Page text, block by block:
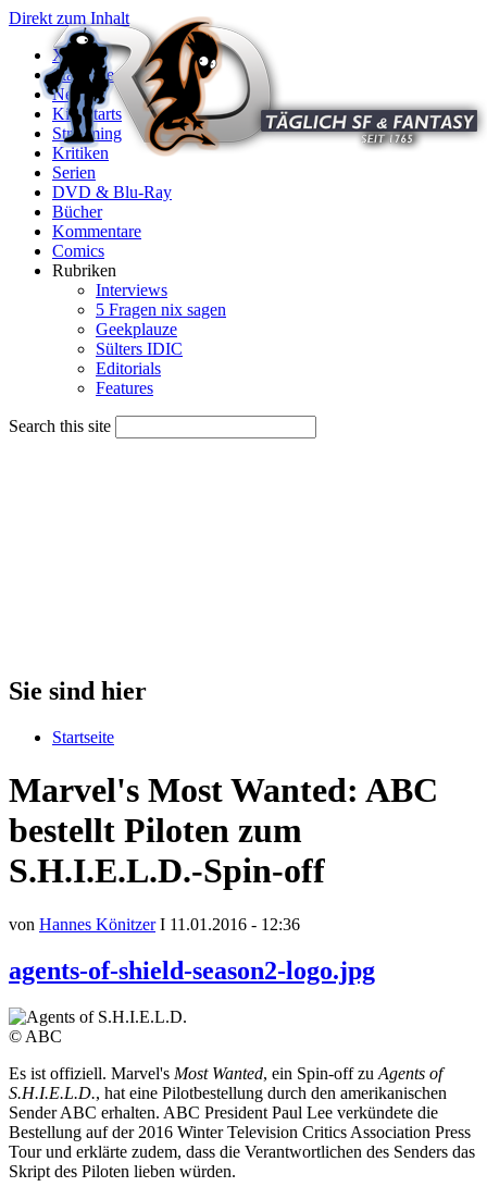
Direkt zum Inhalt
X
Startseite
News
Kinostarts
Streaming
Kritiken
Serien
DVD & Blu-Ray
Bücher
Kommentare
Comics
Rubriken
Interviews
5 Fragen nix sagen
Geekplauze
Sülters IDIC
Editorials
Features
Search this site
Sie sind hier
Startseite
Marvel's Most Wanted: ABC
bestellt Piloten zum
S.H.I.E.L.D.-Spin-off
von Hannes KönitzerI 11.01.2016 - 12:36
agents-of-shield-season2-logo.jpg
© ABC
Es ist offiziell. Marvel's Most Wanted, ein Spin-off zu Agents of
S.H.I.E.L.D., hat eine Pilotbestellung durch den amerikanischen
Sender ABC erhalten. ABC President Paul Lee verkündete die
Bestellung auf der 2016 Winter Television Critics Association Press
Tour und erklärte zudem, dass die Verantwortlichen des Senders das
Skript des Piloten lieben würden.